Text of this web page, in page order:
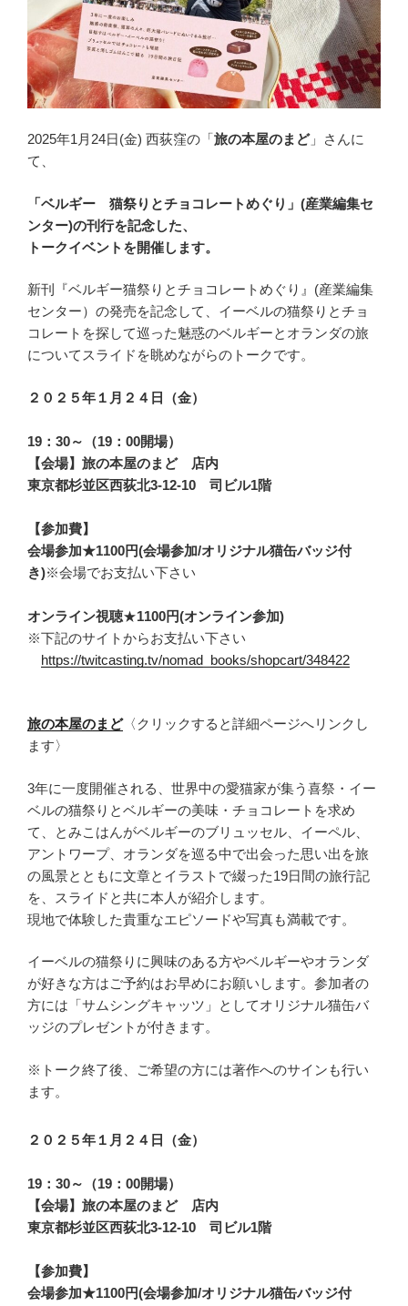
2025年1月24日(金) 西荻窪の「旅の本屋のまど」さんに
て、
「ベルギー 猫祭りとチョコレートめぐり」(産業編集セ
ンター)の刊行を記念した、
トークイベントを開催します。
新刊『ベルギー猫祭りとチョコレートめぐり』(産業編集
センター）の発売を記念して、イーベルの猫祭りとチョ
コレートを探して巡った魅惑のベルギーとオランダの旅
についてスライドを眺めながらのトークです。
２０２５年１月２４日（金）
19：30～（19：00開場）
【会場】旅の本屋のまど 店内
東京都杉並区西荻北3-12-10 司ビル1階
【参加費】
会場参加★1100円(会場参加/オリジナル猫缶バッジ付
き)※会場でお支払い下さい
オンライン視聴★1100円(オンライン参加)
※下記のサイトからお支払い下さい
https://twitcasting.tv/nomad_books/shopcart/348422
旅の本屋のまど〈クリックすると詳細ページへリンクし
ます〉
3年に一度開催される、世界中の愛猫家が集う喜祭・イー
ベルの猫祭りとベルギーの美味・チョコレートを求め
て、とみこはんがベルギーのブリュッセル、イーペル、
アントワープ、オランダを巡る中で出会った思い出を旅
の風景とともに文章とイラストで綴った19日間の旅行記
を、スライドと共に本人が紹介します。
現地で体験した貴重なエピソードや写真も満載です。
イーベルの猫祭りに興味のある方やベルギーやオランダ
が好きな方はご予約はお早めにお願いします。参加者の
方には「サムシングキャッツ」としてオリジナル猫缶バ
ッジのプレゼントが付きます。
※トーク終了後、ご希望の方には著作へのサインも行い
ます。
２０２５年１月２４日（金）
19：30～（19：00開場）
【会場】旅の本屋のまど 店内
東京都杉並区西荻北3-12-10 司ビル1階
【参加費】
会場参加★1100円(会場参加/オリジナル猫缶バッジ付